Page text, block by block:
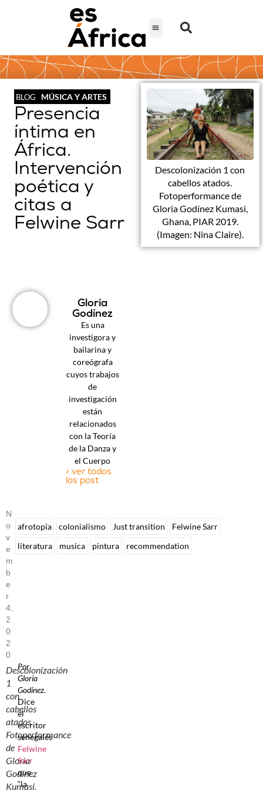
BLOG MÚSICA Y ARTES
Presencia
íntima en
África.
Intervención
poética y
citas a
Felwine Sarr
Descolonización 1 con
cabellos atados.
Fotoperformance de
Gloria Godínez Kumasi,
Ghana, PIAR 2019.
(Imagen: Nina Claire).
Gloria
Godínez
Es una
investigora y
bailarina y
coreógrafa
cuyos trabajos
de
investigación
están
relacionados
con la Teoría
de la Danza y
el Cuerpo
> ver todos
los post
N
O
V
E
M
B
E
R
4,
2
0
2
0
Descolonización
1
con
cabellos
atados.
Fotoperformance
de
Gloria
Godínez
Kumasi,
Por
Gloria
Godínez.
Dice
el
escritor
senegalés
Felwine
Sarr
que
“la
afrotopía colonialismo Just transition
Felwine Sarr
literatura
musica pintura recommendation